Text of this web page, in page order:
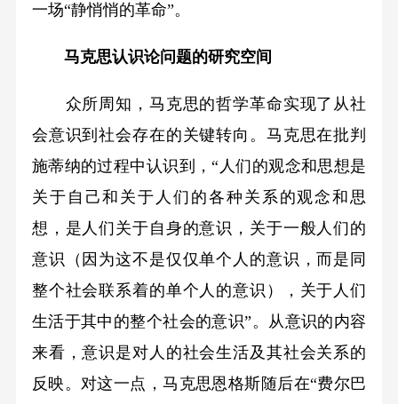
一场“静悄悄的革命”。
马克思认识论问题的研究空间
众所周知，马克思的哲学革命实现了从社
会意识到社会存在的关键转向。马克思在批判
施蒂纳的过程中认识到，“人们的观念和思想是
关于自己和关于人们的各种关系的观念和思
想，是人们关于自身的意识，关于一般人们的
意识（因为这不是仅仅单个人的意识，而是同
整个社会联系着的单个人的意识），关于人们
生活于其中的整个社会的意识”。从意识的内容
来看，意识是对人的社会生活及其社会关系的
反映。对这一点，马克思恩格斯随后在“费尔巴